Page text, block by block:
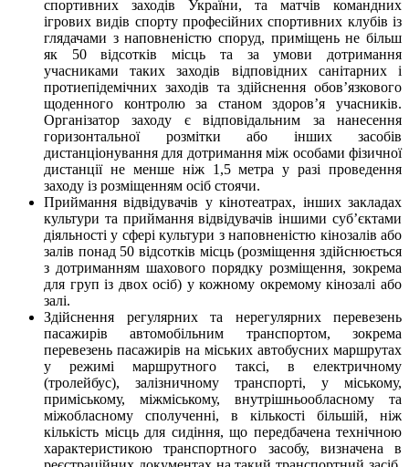
спортивних заходів України, та матчів командних
ігрових видів спорту професійних спортивних клубів із
глядачами з наповненістю споруд, приміщень не більш
як 50 відсотків місць та за умови дотримання
учасниками таких заходів відповідних санітарних і
протиепідемічних заходів та здійснення обов’язкового
щоденного контролю за станом здоров’я учасників.
Організатор заходу є відповідальним за нанесення
горизонтальної розмітки або інших засобів
дистанціонування для дотримання між особами фізичної
дистанції не менше ніж 1,5 метра у разі проведення
заходу із розміщенням осіб стоячи.
Приймання відвідувачів у кінотеатрах, інших закладах
культури та приймання відвідувачів іншими суб’єктами
діяльності у сфері культури з наповненістю кінозалів або
залів понад 50 відсотків місць (розміщення здійснюється
з дотриманням шахового порядку розміщення, зокрема
для груп із двох осіб) у кожному окремому кінозалі або
залі.
Здійснення регулярних та нерегулярних перевезень
пасажирів автомобільним транспортом, зокрема
перевезень пасажирів на міських автобусних маршрутах
у режимі маршрутного таксі, в електричному
(тролейбус), залізничному транспорті, у міському,
приміському, міжміському, внутрішньообласному та
міжобласному сполученні, в кількості більшій, ніж
кількість місць для сидіння, що передбачена технічною
характеристикою транспортного засобу, визначена в